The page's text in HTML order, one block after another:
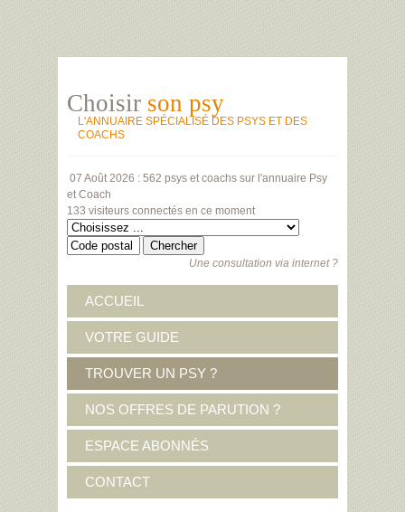
Choisir son psy
L'ANNUAIRE SPÉCIALISÉ DES PSYS ET DES
COACHS
07 Août 2026 : 562 psys et coachs sur l'annuaire Psy
et Coach
133 visiteurs connectés en ce moment
Une consultation via internet ?
ACCUEIL
VOTRE GUIDE
TROUVER UN PSY ?
NOS OFFRES DE PARUTION ?
ESPACE ABONNÉS
CONTACT